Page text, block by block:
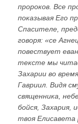
пророков. Все
показывая Его
Спасителе,
говоря: «се
повествует
тексте мы
Захарии во
Гавриил. Видя
священника,
бойся, Захария,
твоя